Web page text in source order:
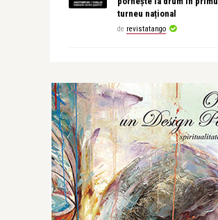
turneu național
de revistatango